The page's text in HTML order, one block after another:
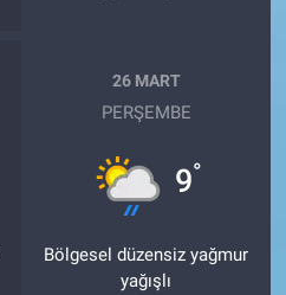
26 MART
PERŞEMBE
9°
Bölgesel düzensiz yağmur
yağışlı